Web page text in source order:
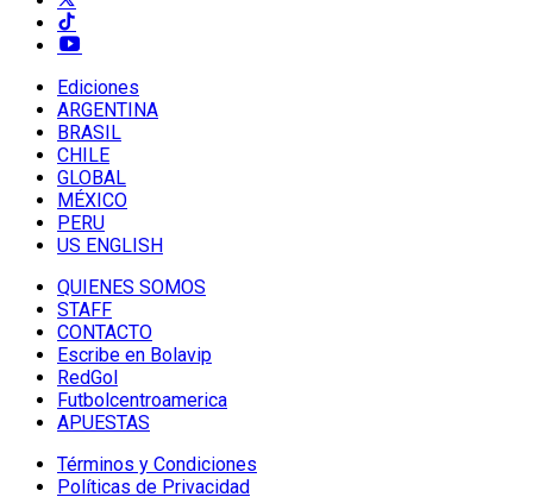
Ediciones
ARGENTINA
BRASIL
CHILE
GLOBAL
MÉXICO
PERU
US ENGLISH
QUIENES SOMOS
STAFF
CONTACTO
Escribe en Bolavip
RedGol
Futbolcentroamerica
APUESTAS
Términos y Condiciones
Políticas de Privacidad